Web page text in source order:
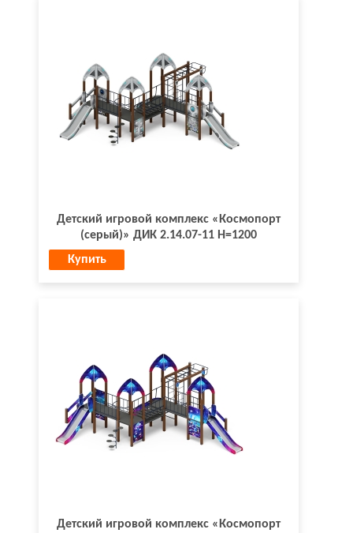
Детский игровой комплекс «Космопорт
(серый)» ДИК 2.14.07-11 Н=1200
Купить
Детский игровой комплекс «Космопорт